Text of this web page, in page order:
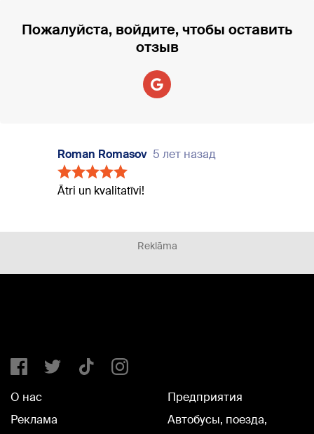
Пожалуйста, войдите, чтобы оставить
отзыв
Roman Romasov 5 лет назад
Ātri un kvalitatīvi!
Reklāma
О нас
Реклама
Предприятия
Автобусы, поезда,